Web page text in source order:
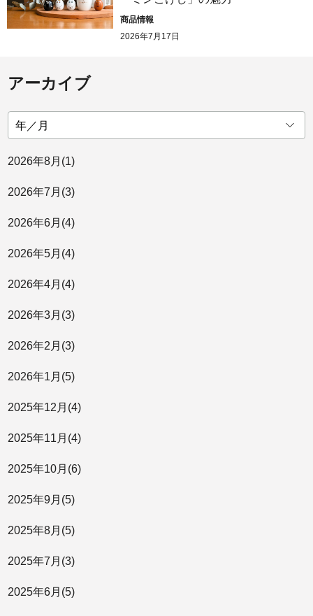
商品情報
2026年7月17日
アーカイブ
2026年8月 (1)
2026年7月 (3)
2026年6月 (4)
2026年5月 (4)
2026年4月 (4)
2026年3月 (3)
2026年2月 (3)
2026年1月 (5)
2025年12月 (4)
2025年11月 (4)
2025年10月 (6)
2025年9月 (5)
2025年8月 (5)
2025年7月 (3)
2025年6月 (5)